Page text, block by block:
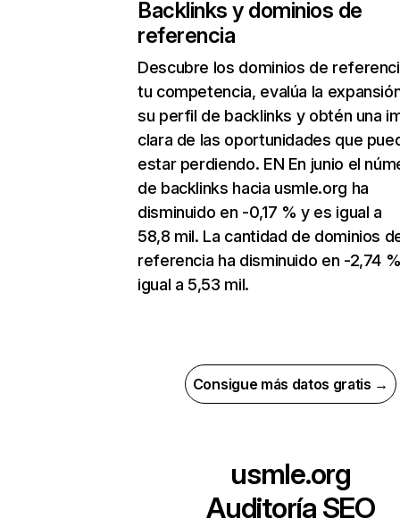
Backlinks y dominios de
referencia
Descubre los dominios de
tu competencia, evalúa la
su perfil de backlinks y obtén una
clara de las oportunidades que
estar perdiendo. EN En junio el
de backlinks hacia usmle.org ha
disminuido en -0,17 % y es igual a
58,8 mil. La cantidad de dominios
referencia ha disminuido en -2,74
igual a 5,53 mil.
Consigue más datos gratis →
usmle.org
Auditoría SEO